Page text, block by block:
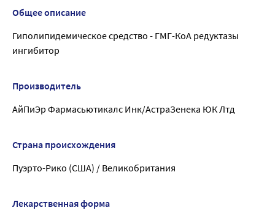
Общее описание
Гиполипидемическое средство - ГМГ-КоА редуктазы
ингибитор
Производитель
АйПиЭр Фармасьютикалс Инк/АстраЗенека ЮК Лтд
Страна происхождения
Пуэрто-Рико (США) / Великобритания
Лекарственная форма